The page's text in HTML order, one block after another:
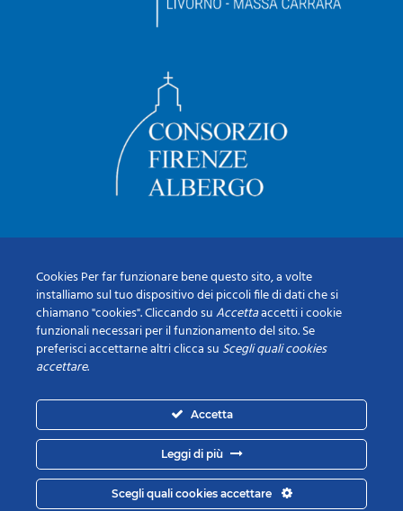
Cookies Per far funzionare bene questo sito, a volte
installiamo sul tuo dispositivo dei piccoli file di dati che si
chiamano "cookies". Cliccando suAccettaaccetti i cookie
funzionali necessari per il funzionamento del sito. Se
preferisci accettarne altri clicca su Scegli quali cookies
accettare.
Accetta
Leggi di più
Scegli quali cookies accettare